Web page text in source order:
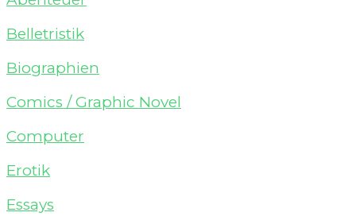
Belletristik
Biographien
Comics / Graphic Novel
Computer
Erotik
Essays